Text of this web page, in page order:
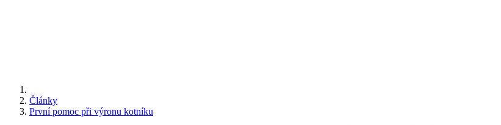
Články
První pomoc při výronu kotníku